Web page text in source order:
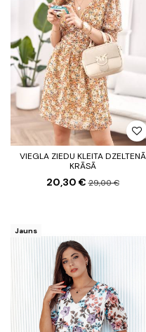
VIEGLA ZIEDU KLEITA DZELTENĀ
KRĀSĀ
20,30 €29,00 €
Jauns